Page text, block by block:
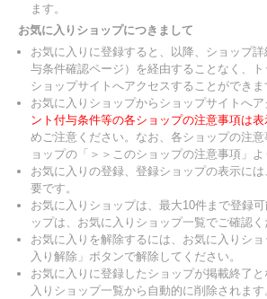
ます。
お気に入りショップにつきまして
お気に入りに登録すると、以降、ショップ
与条件確認ページ）を経由することなく、
ショップサイトへアクセスすることができま
お気に入りショップからショップサイトへア
ント付与条件等の各ショップの注意事項は
めご注意ください。なお、各ショップの注
ョップの「＞＞このショップの注意事項」よ
お気に入りの登録、登録ショップの表示に
要です。
お気に入りショップは、最大10件まで登録
ップは、お気に入りショップ一覧でご確認く
お気に入りを解除するには、お気に入りシ
入り解除」ボタンで解除してください。
お気に入りに登録したショップが掲載終了
入りショップ一覧から自動的に削除されます